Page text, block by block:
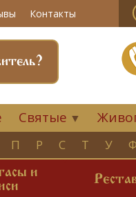
Контакты
Святые ▼
П Р С Т У Ф
и